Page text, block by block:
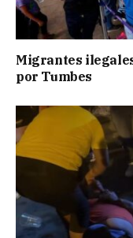
Migrantes
por Tumbes